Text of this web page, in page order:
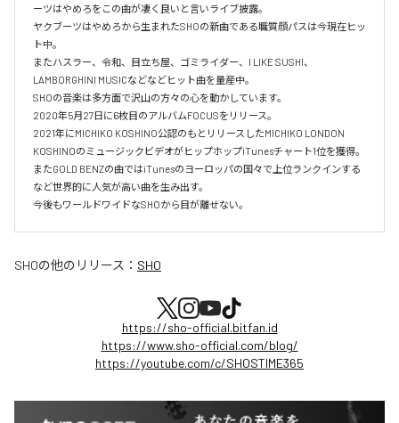
ーツはやめろをこの曲が凄く良いと言いライブ披露。
ヤクブーツはやめろから生まれたSHOの新曲である職質顔パスは今現在ヒッ
ト中。
またハスラー、令和、目立ち屋、ゴミライダー、I LIKE SUSHI、
LAMBORGHINI MUSICなどなどヒット曲を量産中。
SHOの音楽は多方面で沢山の方々の心を動かしています。
2020年5月27日に6枚目のアルバムFOCUSをリリース。
2021年にMICHIKO KOSHINO公認のもとリリースしたMICHIKO LONDON
KOSHINOのミュージックビデオがヒップホップiTunesチャート1位を獲得。
またGOLD BENZの曲ではiTunesのヨーロッパの国々で上位ランクインする
など世界的に人気が高い曲を生み出す。
今後もワールドワイドなSHOから目が離せない。
SHOの他のリリース： SHO
https://sho-official.bitfan.id
https://www.sho-official.com/blog/
https://youtube.com/c/SHOSTIME365